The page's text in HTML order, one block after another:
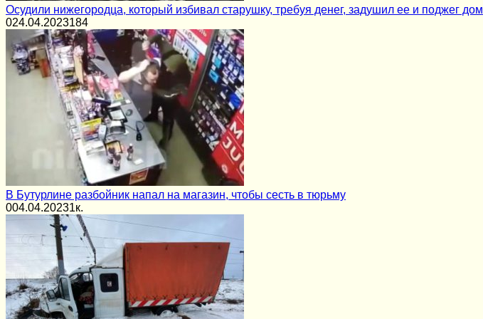
Осудили нижегородца, который избивал старушку, требуя денег, задушил ее и поджег дом
024.04.2023184
В Бутурлине разбойник напал на магазин, чтобы сесть в тюрьму
004.04.20231к.